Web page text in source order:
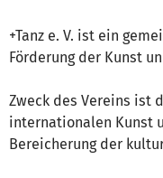
+Tanz e. V. ist ein
Förderung der Kunst
Zweck des Vereins ist
internationalen Kunst
Bereicherung der